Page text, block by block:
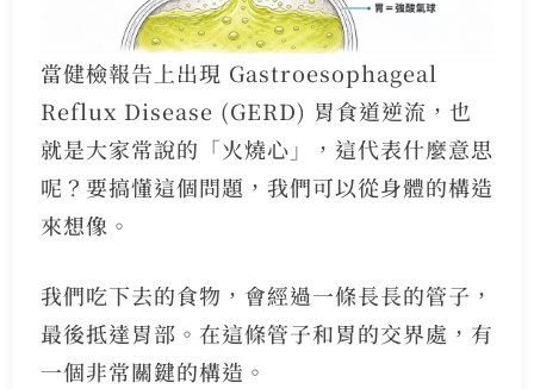
當健檢報告上出現 Gastroesophageal
Reflux Disease (GERD) 胃食道逆流，也
就是大家常說的「火燒心」，這代表什麼意思
呢？要搞懂這個問題，我們可以從身體的構造
來想像。
我們吃下去的食物，會經過一條長長的管子，
最後抵達胃部。在這條管子和胃的交界處，有
一個非常關鍵的構造。